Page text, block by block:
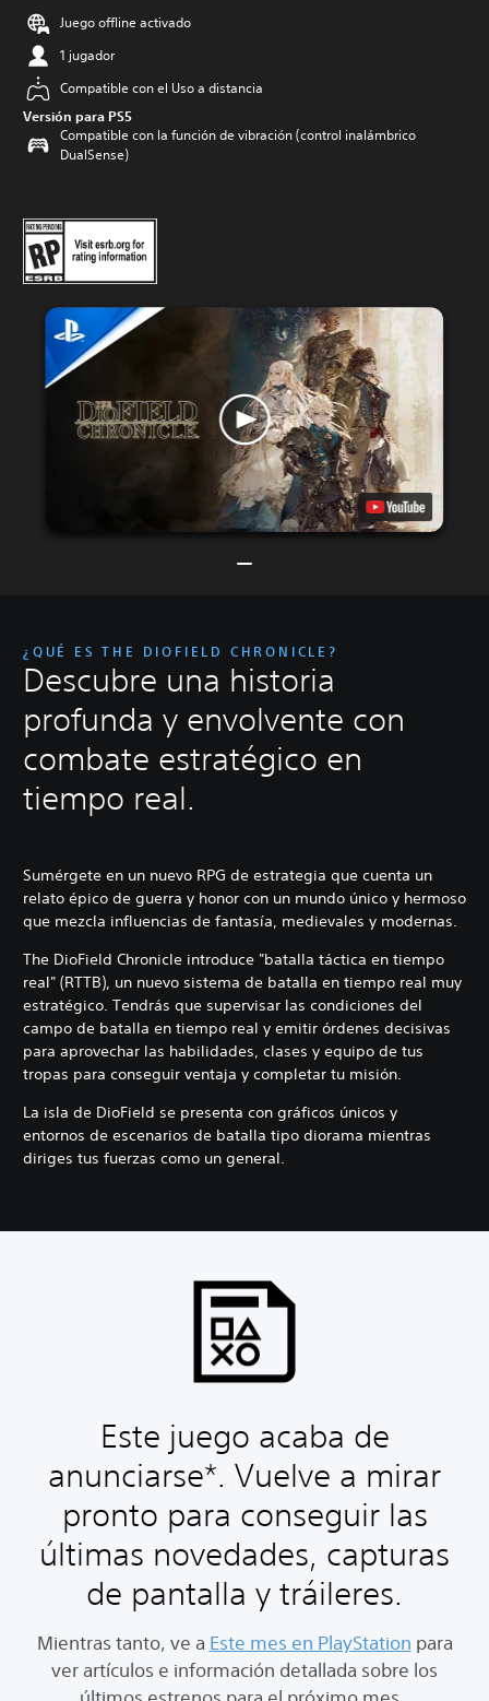
Juego offline activado
1 jugador
Compatible con el Uso a distancia
Versión para PS5
Compatible con la función de vibración (control inalámbrico
DualSense)
¿QUÉ ES THE DIOFIELD CHRONICLE?
Descubre una historia
profunda y envolvente con
combate estratégico en
tiempo real.
Sumérgete en un nuevo RPG de estrategia que cuenta un
relato épico de guerra y honor con un mundo único y hermoso
que mezcla influencias de fantasía, medievales y modernas.
The DioField Chronicle introduce "batalla táctica en tiempo
real" (RTTB), un nuevo sistema de batalla en tiempo real muy
estratégico. Tendrás que supervisar las condiciones del
campo de batalla en tiempo real y emitir órdenes decisivas
para aprovechar las habilidades, clases y equipo de tus
tropas para conseguir ventaja y completar tu misión.
La isla de DioField se presenta con gráficos únicos y
entornos de escenarios de batalla tipo diorama mientras
diriges tus fuerzas como un general.
Este juego acaba de
anunciarse*. Vuelve a mirar
pronto para conseguir las
últimas novedades, capturas
de pantalla y tráileres.
Mientras tanto, ve a Este mes en PlayStation para
ver artículos e información detallada sobre los